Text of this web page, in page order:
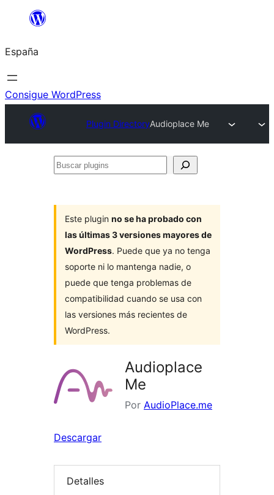
Saltar
contenido
España
Consigue WordPress
Plugin DirectoryAudioplace Me
Buscar
Este plugin no se ha probado con
las últimas 3 versiones mayores de
WordPress. Puede que ya no tenga
soporte ni lo mantenga nadie, o
puede que tenga problemas de
compatibilidad cuando se usa con
las versiones más recientes de
WordPress.
Audioplace
Me
Por AudioPlace.me
Descargar
Detalles